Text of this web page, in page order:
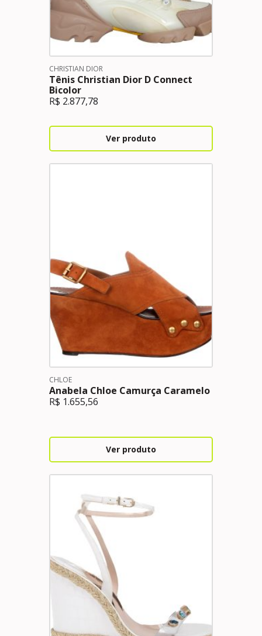
CHRISTIAN DIOR
Tênis Christian Dior D Connect
Bicolor
R$ 2.877,78
Ver produto
CHLOE
Anabela Chloe Camurça Caramelo
R$ 1.655,56
Ver produto